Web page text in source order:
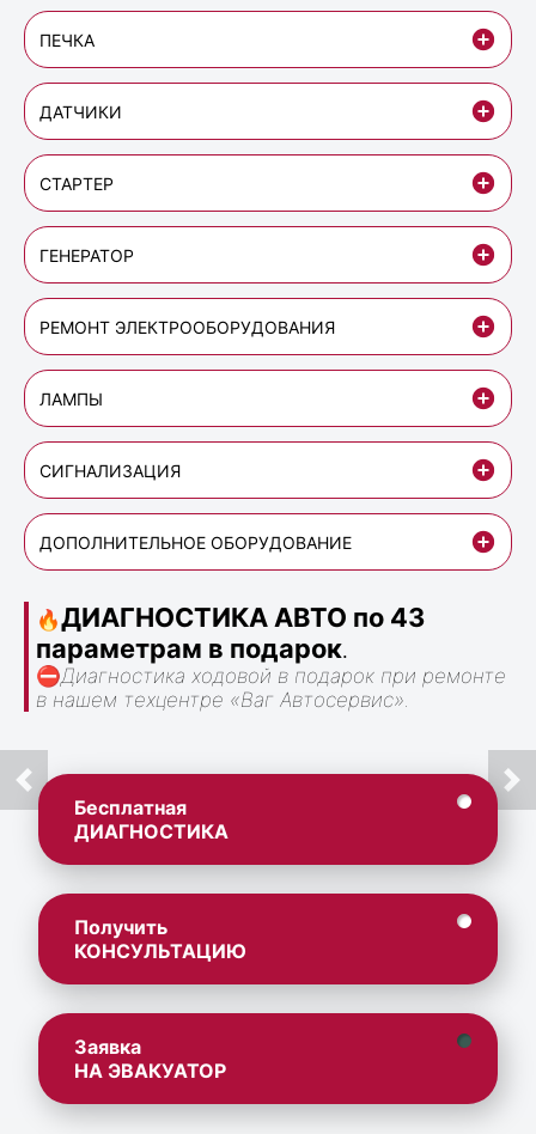
ПЕЧКА
ДАТЧИКИ
СТАРТЕР
ГЕНЕРАТОР
РЕМОНТ ЭЛЕКТРООБОРУДОВАНИЯ
ЛАМПЫ
СИГНАЛИЗАЦИЯ
ДОПОЛНИТЕЛЬНОЕ ОБОРУДОВАНИЕ
🔥ДИАГНОСТИКА АВТО по 43
параметрам в подарок.
⛔Диагностика ходовой в подарок при ремонте
в нашем техцентре «Ваг Автосервис».
Бесплатная
ДИАГНОСТИКА
Получить
КОНСУЛЬТАЦИЮ
Заявка
НА ЭВАКУАТОР